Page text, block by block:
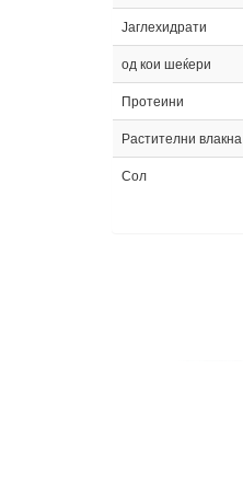
Јаглехидрати
од кои шеќери
Протеини
Растителни влакна
Сол